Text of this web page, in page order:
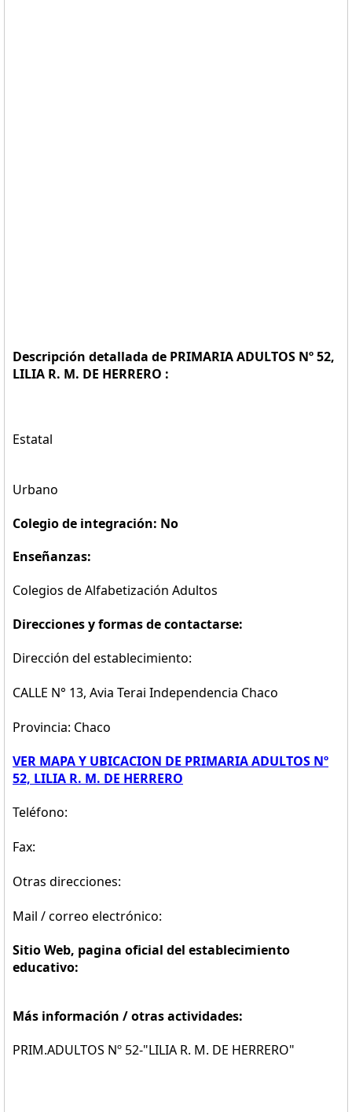
Descripción detallada de PRIMARIA ADULTOS Nº 52,
LILIA R. M. DE HERRERO :
Estatal
Urbano
Colegio de integración: No
Enseñanzas:
Colegios de Alfabetización Adultos
Direcciones y formas de contactarse:
Dirección del establecimiento:
CALLE N° 13, Avia Terai Independencia Chaco
Provincia: Chaco
VER MAPA Y UBICACION DE PRIMARIA ADULTOS Nº
52, LILIA R. M. DE HERRERO
Teléfono:
Fax:
Otras direcciones:
Mail / correo electrónico:
Sitio Web, pagina oficial del establecimiento
educativo:
Más información / otras actividades:
PRIM.ADULTOS Nº 52-"LILIA R. M. DE HERRERO"